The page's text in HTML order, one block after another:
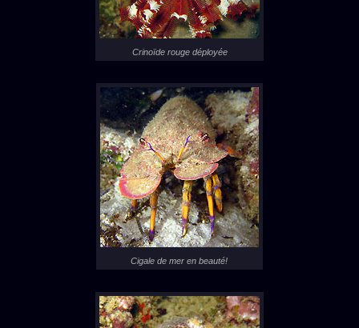
Crinoïde rouge déployée
Cigale de mer en beauté!